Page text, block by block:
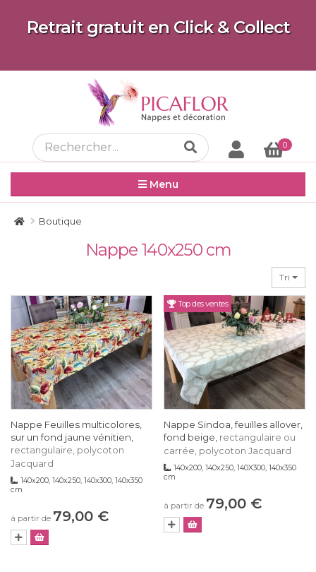
Retrait gratuit en Click & Collect
0
Menu
Boutique
Nappe 140x250 cm
Tri
Nappe Feuilles multicolores,
sur un fond jaune vénitien,
rectangulaire, polycoton
Jacquard
140x200, 140x250, 140x300, 140x350
cm
à partir de 79,00 €
Top des ventes
Nappe Sindoa, feuilles allover,
fond beige, rectangulaire ou
carrée, polycoton Jacquard
140x200, 140x250, 140X300, 140x350
cm
à partir de 79,00 €